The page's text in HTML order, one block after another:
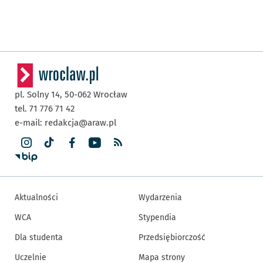
pl. Solny 14, 50-062 Wrocław
tel. 71 776 71 42
e-mail: redakcja@araw.pl
Aktualności
WCA
Dla studenta
Uczelnie
Wydarzenia
Stypendia
Przedsiębiorczość
Mapa strony